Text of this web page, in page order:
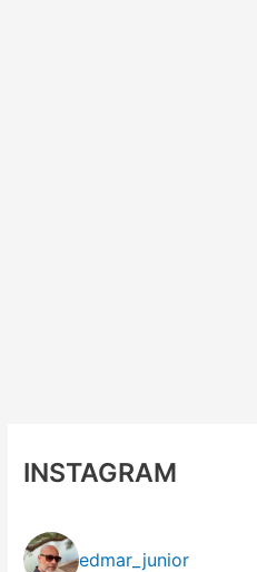
INSTAGRAM
edmar_junior